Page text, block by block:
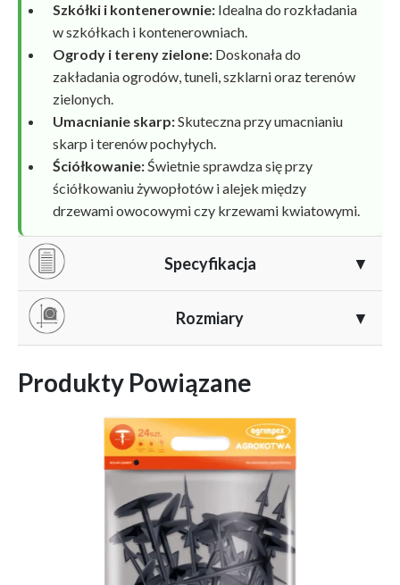
Szkółki i kontenerownie: Idealna do rozkładania
w szkółkach i kontenerowniach.
Ogrody i tereny zielone: Doskonała do
zakładania ogrodów, tuneli, szklarni oraz terenów
zielonych.
Umacnianie skarp:Skuteczna przy umacnianiu
skarp i terenów pochyłych.
Ściółkowanie:Świetnie sprawdza się przy
ściółkowaniu żywopłotów i alejek między
drzewami owocowymi czy krzewami kwiatowymi.
Specyfikacja ▼
Tkanina Agrola oferuje liczne zalety, które czynią ją
niezastąpioną w ogrodnictwie:
do gruntu, zapobiegając rozwojowi niechcianych
Super mocna:Wykonana z czystego
polipropylenu, jest odporna na uszkodzenia
mechaniczne.
Oszczędność czasu:Redukuje konieczność
częstego podlewania dzięki zatrzymywaniu wilgoci.
Stabilizacja UV:Ochrona przed szkodliwym
promieniowaniem UV, co zwiększa trwałość
Rozmiary ▼
Gramatura
[g]
Szerokość Długość
3,2 m 5 m
1 m 10 m
2 m 10 m
Produkty Powiązane